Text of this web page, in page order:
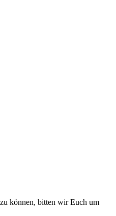
können, bitten wir Euch um